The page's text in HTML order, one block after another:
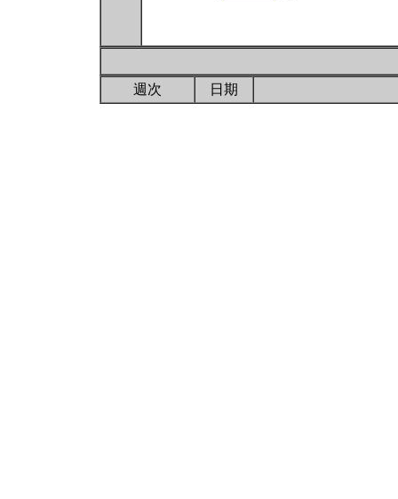
週次 日期